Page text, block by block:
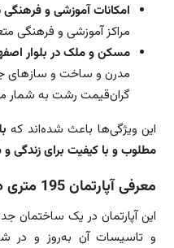
امکانات آموزشی و فرهنگی
مراکز آموزشی و فرهنگی
مسکن و ملک در بلوار
مدرن و ساخت و ساز‌های
گران‌قیمت رشت به شمار
این ویژگی‌ها باعث شده‌اند که
مطلوب و با کیفیت برای زندگی
معرفی آپارتمان 195 متری در
این آپارتمان در یک ساختمان
و تاسیسات آن به‌روز و در